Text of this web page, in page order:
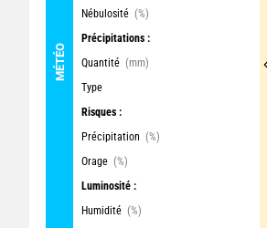
MÉTÉO
Nébulosité (%)
Précipitations :
Quantité (mm)
Type
Risques :
Précipitation (%)
Orage (%)
Luminosité :
Humidité (%)